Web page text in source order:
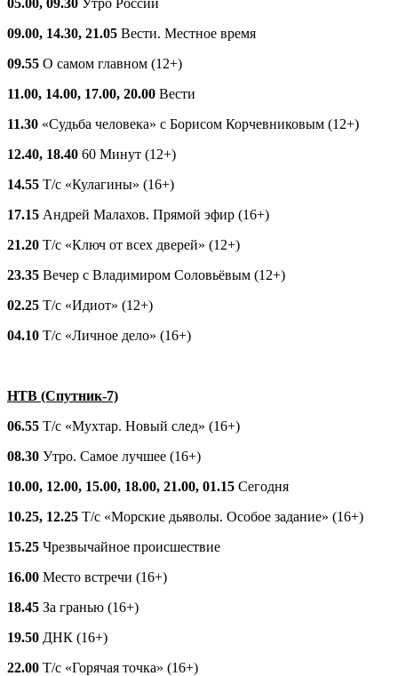
09.00, 14.30, 21.05 Вести. Местное время
09.55 О самом главном (12+)
11.00, 14.00, 17.00, 20.00 Вести
11.30 «Судьба человека» с Борисом Корчевниковым (12+)
12.40, 18.40 60 Минут (12+)
14.55 Т/с «Кулагины» (16+)
17.15 Андрей Малахов. Прямой эфир (16+)
21.20 Т/с «Ключ от всех дверей» (12+)
23.35 Вечер с Владимиром Соловьёвым (12+)
02.25 Т/с «Идиот» (12+)
04.10 Т/с «Личное дело» (16+)
НТВ (Спутник-7)
06.55 Т/с «Мухтар. Новый след» (16+)
08.30 Утро. Самое лучшее (16+)
10.00, 12.00, 15.00, 18.00, 21.00, 01.15 Сегодня
10.25, 12.25 Т/с «Морские дьяволы. Особое задание» (16+)
15.25 Чрезвычайное происшествие
16.00 Место встречи (16+)
18.45 За гранью (16+)
19.50 ДНК (16+)
22.00 Т/с «Горячая точка» (16+)